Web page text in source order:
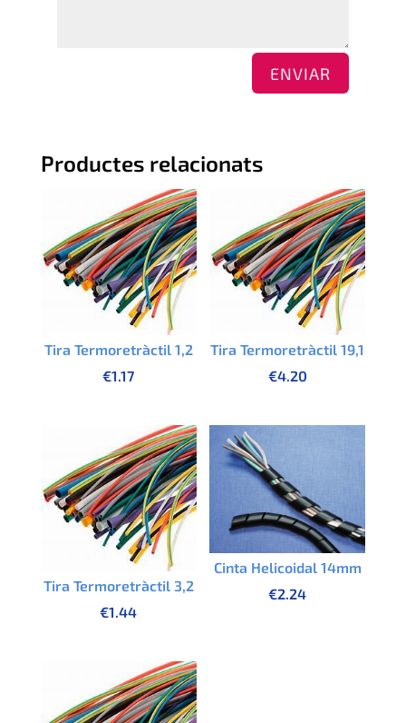
ENVIAR
Productes relacionats
Tira Termoretràctil 1,2
€1.17
Tira Termoretràctil 19,1
€4.20
Tira Termoretràctil 3,2
€1.44
Cinta Helicoidal 14mm
€2.24